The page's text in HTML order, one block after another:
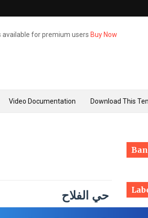
available for premium users Buy Now
Video Documentation Download This
حي الفلاح